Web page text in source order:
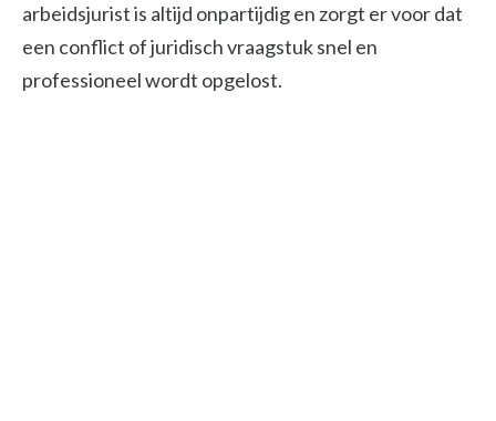
arbeidsjurist is altijd onpartijdig en zorgt er voor dat
een conflict of juridisch vraagstuk snel en
professioneel wordt opgelost.